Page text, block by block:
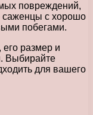
повреждений,
саженцы с хорошо
побегами.
его размер и
Выбирайте
для вашего